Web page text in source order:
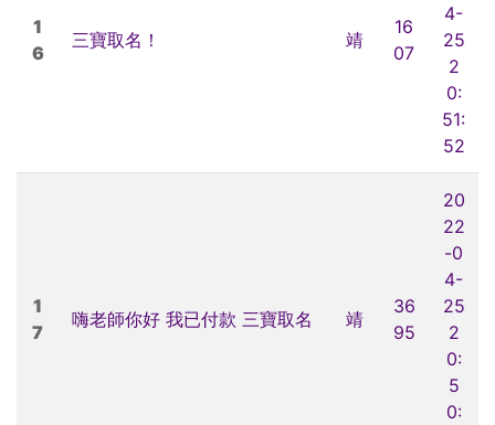
1
6
三寶取名！ 靖
16
07
4-
25
2
0:
51:
52
1
7
嗨老師你好 我已付款 三寶取名 靖
36
95
20
22
-0
4-
25
2
0:
5
0: